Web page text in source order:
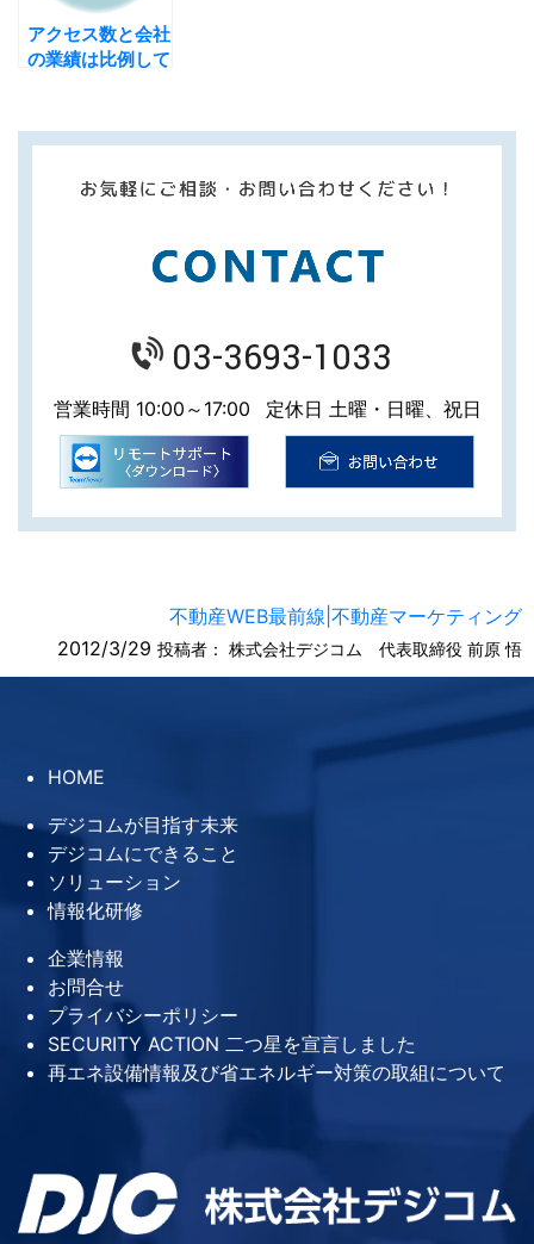
アクセス数と会社
の業績は比例して
03-3693-1033
営業時間 10:00～17:00 定休日 土曜・日曜、祝日
不動産WEB最前線|不動産マーケティング
2012/3/29 投稿者： 株式会社デジコム 代表取締役 前原 悟
HOME
デジコムが目指す未来
デジコムにできること
ソリューション
情報化研修
企業情報
お問合せ
プライバシーポリシー
SECURITY ACTION 二つ星を宣言しました
再エネ設備情報及び省エネルギー対策の取組について